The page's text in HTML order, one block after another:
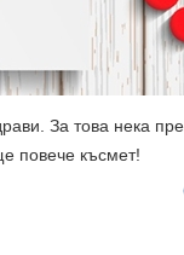
За това нека
повече късмет!